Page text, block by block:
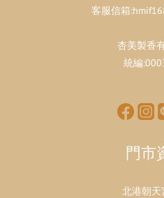
客服信箱
杏美製香
統編
門市
北港朝天